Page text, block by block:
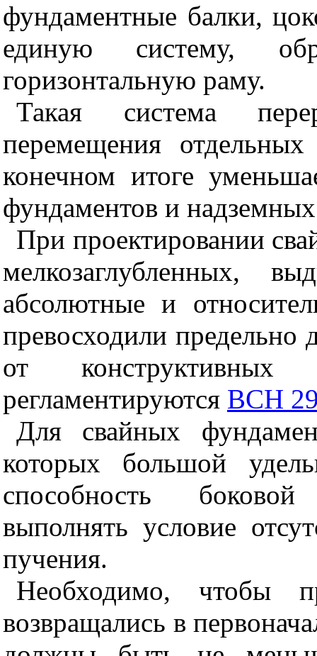
фундаментные балки,
единую систему,
горизонтальную раму.
Такая система
перемещения
конечном итоге
фундаментов и
При проектировании
мелкозаглубленных,
абсолютные и
превосходили предельно
от
регламентируются ВСН
Для свайных
которых большой
способность
выполнять условие
пучения.
Необходимо, чтобы
возвращались в